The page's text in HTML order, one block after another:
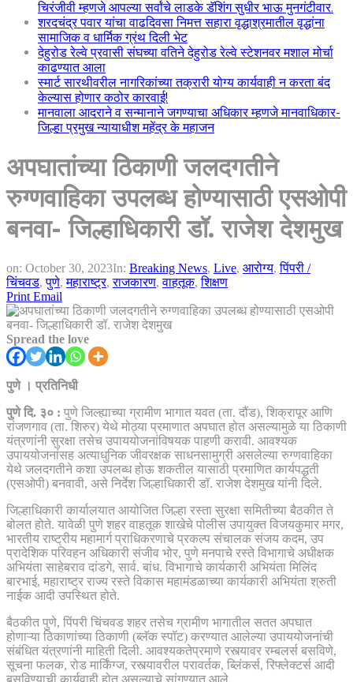
चिरंजीवी म्हणजे आपल्या सर्वांचे लाडके डॅशिंग सुधीर भाऊ मुनगंटीवार.
शरदचंद्र पवार यांचा वाढदिवसा निमत्त सहारा वृद्धाश्रमातील वृद्धांना
सामाजिक व धार्मिक ग्रंथ दिली भेट
देहुरोड रेल्वे प्रवासी संघच्या वतिने देहुरोड रेल्वे स्टेशनवर मशाल मोर्चा
काढण्यात आला
स्मार्ट सारथीवरील नागरिकांच्या तक्रारी योग्य कार्यवाही न करता बंद
केल्यास होणार कठोर कारवाई!
मानवाला आदराने व सन्मानाने जगण्याचा अधिकार म्हणजे मानवाधिकार-
जिल्हा प्रमुख न्यायाधीश महेंद्र के महाजन
अपघातांच्या ठिकाणी जलदगतीने
रुग्णवाहिका उपलब्ध होण्यासाठी एसओपी
बनवा- जिल्हाधिकारी डॉ. राजेश देशमुख
on: October 30, 2023In: Breaking News, Live, आरोग्य,पिंपरी /
चिंचवड,पुणे,महाराष्ट्र,राजकारण,वाहतूक,शिक्षण
Print Email
Spread the love
पुणे । प्रतिनिधी
पुणे दि. ३० : पुणे जिल्ह्याच्या ग्रामीण भागात यवत (ता. दौंड), शिक्रापूर आणि
रांजणगाव (ता. शिरुर) येथे मोठ्या प्रमाणात अपघात होत असल्यामुळे या ठिकाणी
यंत्रणांनी सुरक्षा तसेच उपाययोजनांविषयक पाहणी करावी. आवश्यक
उपाययोजनांसह अत्याधुनिक जीवरक्षक साधनसामुग्री असलेल्या रुग्णवाहिका
येथे जलदगतीने कशा उपलब्ध होऊ शकतील यासाठी प्रमाणित कार्यपद्धती
(एसओपी) बनवावी, असे निर्देश जिल्हाधिकारी डॉ. राजेश देशमुख यांनी दिले.
जिल्हाधिकारी कार्यालयात आयोजित जिल्हा रस्ता सुरक्षा समितीच्या बैठकीत ते
बोलत होते. यावेळी पुणे शहर वाहतूक शाखेचे पोलीस उपायुक्त विजयकुमार मगर,
भारतीय राष्ट्रीय महामार्ग प्राधिकरणाचे प्रकल्प संचालक संजय कदम, उप
प्रादेशिक परिवहन अधिकारी संजीव भोर, पुणे मनपाचे रस्ते विभागाचे अधीक्षक
अभियंता साहेबराव दांडगे, सार्व. बांध. विभागाचे कार्यकारी अभियंता मिलिंद
बारभाई, महाराष्ट्र राज्य रस्ते विकास महामंडळाच्या कार्यकारी अभियंता श्रुती
नाईक आदी उपस्थित होते.
बैठकीत पुणे, पिंपरी चिंचवड शहर तसेच ग्रामीण भागातील सतत अपघात
होणाऱ्या ठिकाणांच्या ठिकाणी (ब्लॅक स्पॉट) करण्यात आलेल्या उपाययोजनांची
संबंधित यंत्रणांनी माहिती दिली. आवश्यकतेप्रमाणे रस्त्यावर रम्बलर्स बसविणे,
सूचना फलक, रोड मार्किंग्ज, रस्त्यावरील परावर्तक, ब्लिंकर्स, रिफ्लेक्टर्स आदी
बसविण्याची कार्यवाही होत असल्याचे सांगण्यात आले.